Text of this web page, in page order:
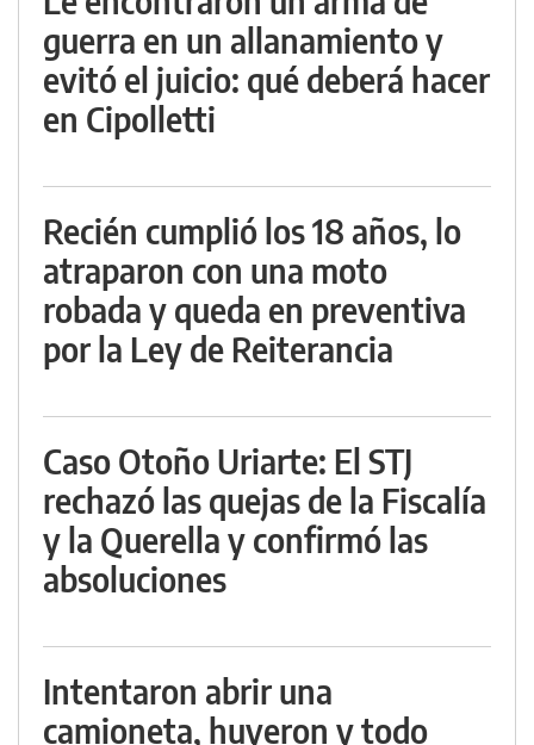
guerra en un allanamiento y
evitó el juicio: qué deberá hacer
en Cipolletti
Recién cumplió los 18 años, lo
atraparon con una moto
robada y queda en preventiva
por la Ley de Reiterancia
Caso Otoño Uriarte: El STJ
rechazó las quejas de la Fiscalía
y la Querella y confirmó las
absoluciones
Intentaron abrir una
camioneta, huyeron y todo